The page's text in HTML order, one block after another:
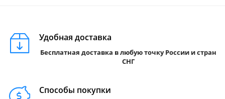
Удобная доставка
Бесплатная доставка в любую точку России и стран
СНГ
Способы покупки